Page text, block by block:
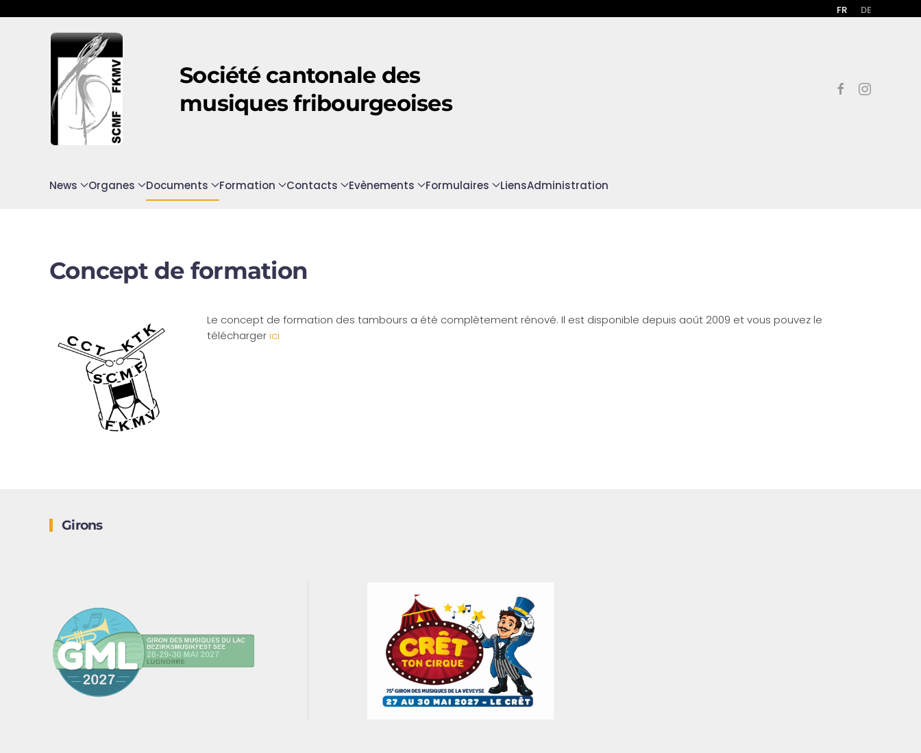
Accéder au contenu principal
FR DE
Société cantonale des
musiques fribourgeoises
News Organes Documents Formation Contacts Evènements Formulaires LiensAdministration
Concept de formation
Le concept de formation des tambours a été complètement rénové. Il est disponible depuis août 2009 et vous pouvez le
téléchargerici
Girons